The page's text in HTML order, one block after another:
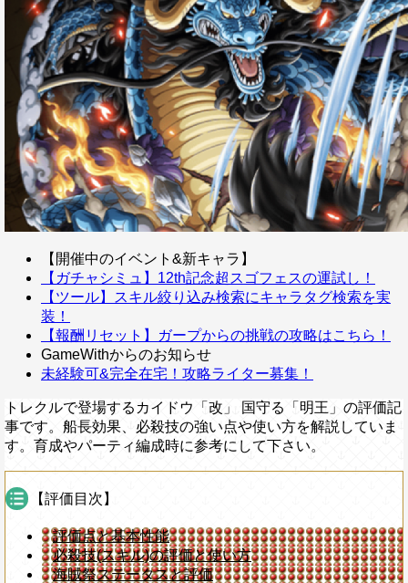
【開催中のイベント&新キャラ】
【ガチャシミュ】12th記念超スゴフェスの運試し！
【ツール】スキル絞り込み検索にキャラタグ検索を実
装！
【報酬リセット】ガープからの挑戦の攻略はこちら！
GameWithからのお知らせ
未経験可&完全在宅！攻略ライター募集！
トレクルで登場するカイドウ「改」 国守る「明王」の評価記
事です。船長効果、必殺技の強い点や使い方を解説していま
す。育成やパーティ編成時に参考にして下さい。
【評価目次】
評価点と基本性能
必殺技(スキル)の評価と使い方
海賊祭ステータスと評価